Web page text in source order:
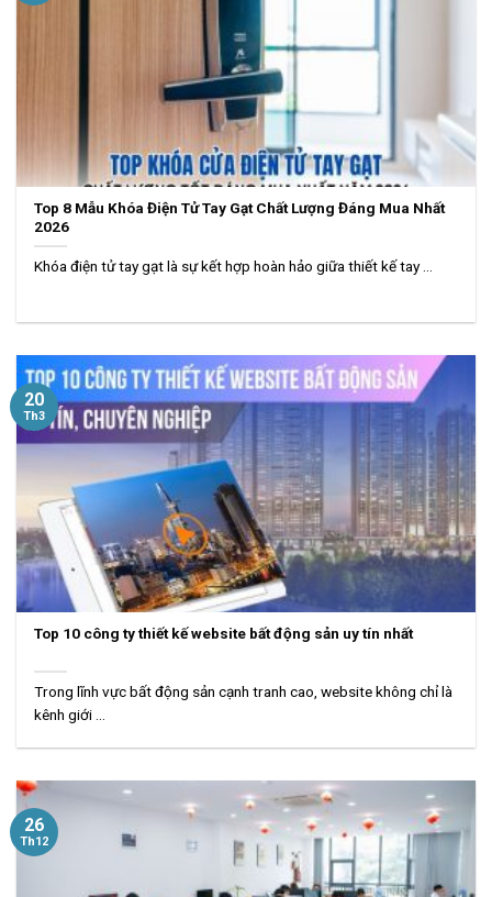
Top 8 Mẫu Khóa Điện Tử Tay Gạt Chất Lượng Đáng Mua Nhất
2026
Khóa điện tử tay gạt là sự kết hợp hoàn hảo giữa thiết kế tay ...
Top 10 công ty thiết kế website bất động sản uy tín nhất
Trong lĩnh vực bất động sản cạnh tranh cao, website không chỉ là
kênh giới ...
20
Th3
26
Th12